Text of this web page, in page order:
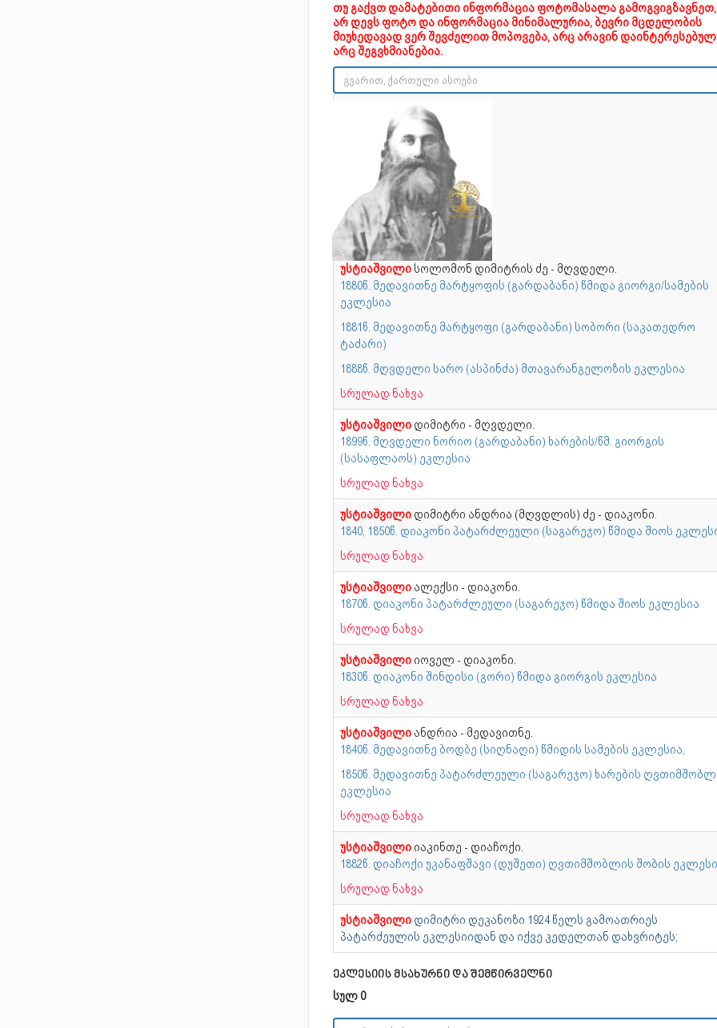
თუ გაქვთ დამატებითი ინფორმაცია ფოტომასალა
არ დევს ფოტო და ინფორმაცია მინიმალურია, ბევრი მცდელობის
მიუხედავად ვერ შევძელით მოპოვება, არც არავინ
არც შეგვხმიანებია.
უსტიაშვილი სოლომონ დიმიტრის ძე - მღვდელი.
1880წ. მედავითნე მარტყოფის (გარდაბანი) წმიდა გიორგი/სამების
ეკლესია
1881წ. მედავითნე მარტყოფი (გარდაბანი) სობორი (საკათედრო
ტაძარი)
1888წ. მღვდელი სარო (ასპინძა) მთავარანგელოზის ეკლესია
სრულად ნახვა
უსტიაშვილი დიმიტრი - მღვდელი.
1899წ. მღვდელი ნორიო (გარდაბანი) ხარების/წმ. გიორგის
(სასაფლაოს) ეკლესია
სრულად ნახვა
უსტიაშვილი დიმიტრი ანდრია (მღვდლის) ძე - დიაკონი.
1840, 1850წ. დიაკონი პატარძლეული (საგარეჯო) წმიდა შიოს
სრულად ნახვა
უსტიაშვილი ალექსი - დიაკონი.
1870წ. დიაკონი პატარძლეული (საგარეჯო) წმიდა შიოს ეკლესია
სრულად ნახვა
უსტიაშვილი იოველ - დიაკონი.
1830წ. დიაკონი შინდისი (გორი) წმიდა გიორგის ეკლესია
სრულად ნახვა
უსტიაშვილი ანდრია - მედავითნე.
1840წ. მედავითნე ბოდბე (სიღნაღი) წმიდის სამების ეკლესია,
1850წ. მედავითნე პატარძლეული (საგარეჯო) ხარების
ეკლესია
სრულად ნახვა
უსტიაშვილი იაკინთე - დიაჩოქი.
1882წ. დიაჩოქი უკანაფშავი (დუშეთი) ღვთიმშობლის შობის
სრულად ნახვა
უსტიაშვილი დიმიტრი დეკანოზი 1924 წელს გამოათრიეს
პატარძეულის ეკლესიიდან და იქვე კედელთან დახვრიტეს;
ეკლესიის მსახურნი და შემწირველნი
სულ 0